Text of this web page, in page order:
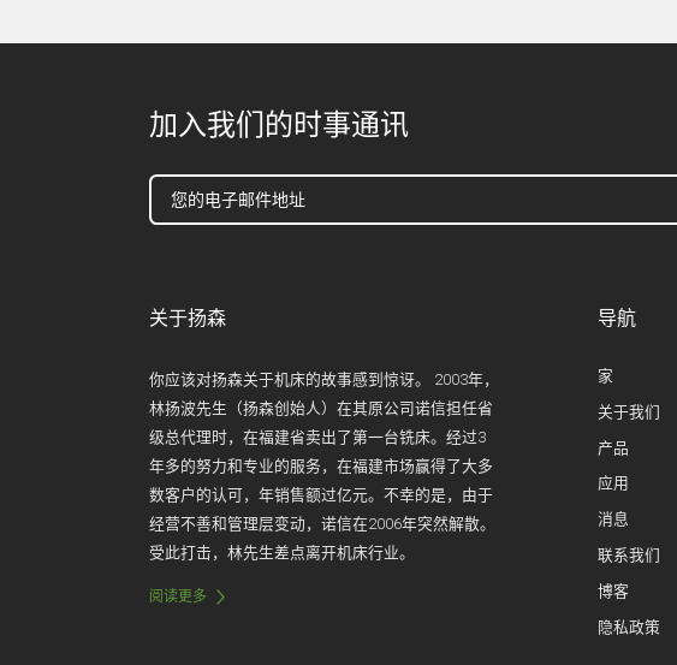
加入我们的时事通讯
关于扬森
你应该对扬森关于机床的故事感到惊讶。 2003年，
林扬波先生（扬森创始人）在其原公司诺信担任省
级总代理时，在福建省卖出了第一台铣床。经过3
年多的努力和专业的服务，在福建市场赢得了大多
数客户的认可，年销售额过亿元。不幸的是，由于
经营不善和管理层变动，诺信在2006年突然解散。
受此打击，林先生差点离开机床行业。
阅读更多
导航
家
关于我们
产品
应用
消息
联系我们
博客
隐私政策